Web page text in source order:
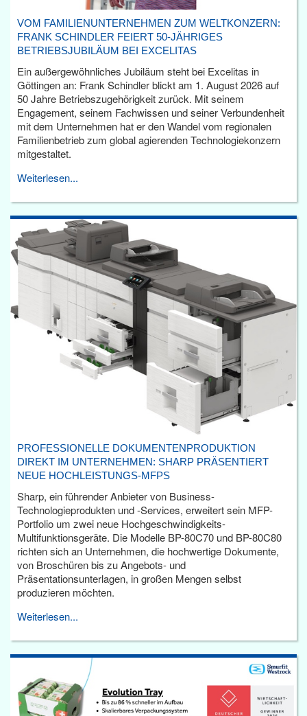
VOM FAMILIENUNTERNEHMEN ZUM WELTKONZERN:
FRANK SCHINDLER FEIERT 50-JÄHRIGES
BETRIEBSJUBILÄUM BEI EXCELITAS
Ein außergewöhnliches Jubiläum steht bei Excelitas in
Göttingen an: Frank Schindler blickt am 1. August 2026 auf
50 Jahre Betriebszugehörigkeit zurück. Mit seinem
Engagement, seinem Fachwissen und seiner Verbundenheit
mit dem Unternehmen hat er den Wandel vom regionalen
Familienbetrieb zum global agierenden Technologiekonzern
mitgestaltet.
Weiterlesen...
PROFESSIONELLE DOKUMENTENPRODUKTION
DIREKT IM UNTERNEHMEN: SHARP PRÄSENTIERT
NEUE HOCHLEISTUNGS-MFPS
Sharp, ein führender Anbieter von Business-
Technologieprodukten und -Services, erweitert sein MFP-
Portfolio um zwei neue Hochgeschwindigkeits-
Multifunktionsgeräte. Die Modelle BP-80C70 und BP-80C80
richten sich an Unternehmen, die hochwertige Dokumente,
von Broschüren bis zu Angebots- und
Präsentationsunterlagen, in großen Mengen selbst
produzieren möchten.
Weiterlesen...